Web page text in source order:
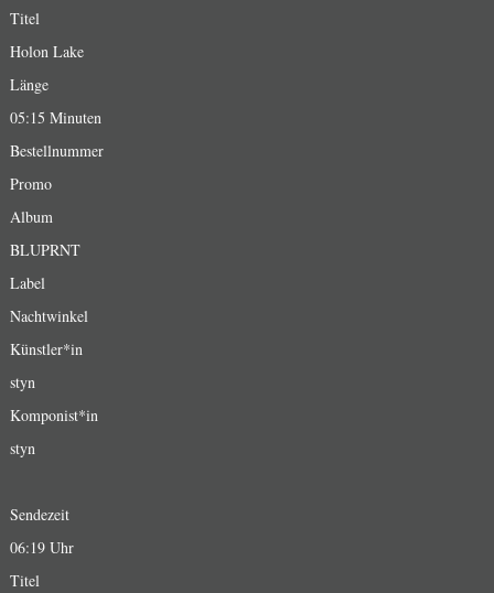
Titel
Holon Lake
Länge
05:15 Minuten
Bestellnummer
Promo
Album
BLUPRNT
Label
Nachtwinkel
Künstler*in
styn
Komponist*in
styn
Sendezeit
06:19 Uhr
Titel